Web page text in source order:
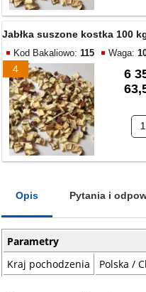
4
Jabłka suszone kostka 100
Kod Bakaliowo:115 Waga:
6
Opis Pytania i
Parametry
Kraj pochodzenia
Polska /